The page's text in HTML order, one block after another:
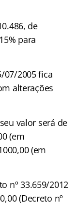
de
para
07/2005 fica
alterações
valor será de
(em
(em
nº 33.659/2012
(Decreto nº